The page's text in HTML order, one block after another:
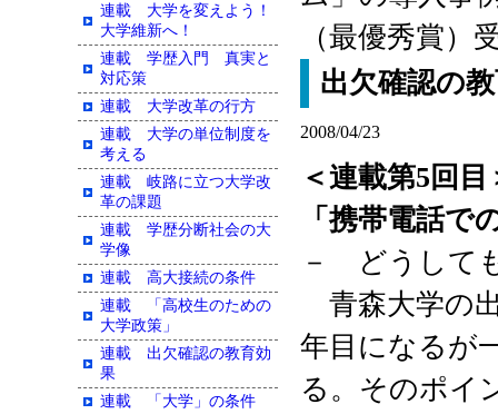
（最優秀賞）
出欠確認の
2008/04/23
＜連載第5回目
「携帯電話で
－ どうして
青森大学の
年目になるが
る。そのポイ
連載 大学を変えよう！
大学維新へ！
連載 学歴入門 真実と
対応策
連載 大学改革の行方
連載 大学の単位制度を
考える
連載 岐路に立つ大学改
革の課題
連載 学歴分断社会の大
学像
連載 高大接続の条件
連載 「高校生のための
大学政策」
連載 出欠確認の教育効
果
連載 「大学」の条件